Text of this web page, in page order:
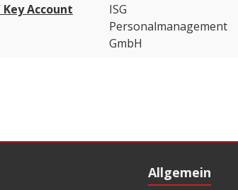
Account
ISG
Personalmanagement
GmbH
Allgemein